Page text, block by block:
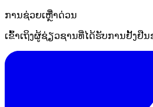
ການຊ່ວຍເຫຼືໍາດ່ວນ
ເຂົ້າເຖິງຜູ້ຊ່ຽວຊານທີ່ໄດ້ຮັບການຢັ້ງຢືນ